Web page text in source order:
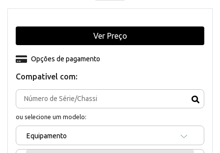
Compativel com:
ou selecione um modelo:
Equipamento
Opções de pagamento
Ver Preço